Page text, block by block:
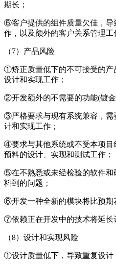
期长；
⑥客户提供的组件质量欠佳，导
作，以及额外的客户关系管理工
（7）产品风险
①矫正质量低下的不可接受的产
设计和实现工作；
②开发额外的不需要的功能(镀金
③严格要求与现有系统兼容，需
计和实现工作；
④要求与其他系统或不受本项目
预料的设计、实现和测试工作；
⑤在不熟悉或未经检验的软件和
料到的问题；
⑥开发一种全新的模块将比预期
⑦依赖正在开发中的技术将延长
（8）设计和实现风险
①设计质量低下，导致重复设计